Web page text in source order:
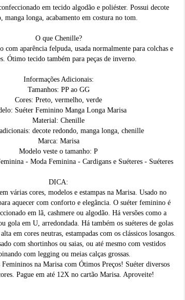
em tecido algodão e poliéster. Possui decote
manga longa, acabamento em costura no tom.
O que Chenille?
com aparência felpuda, usada normalmente para colchas e
Ótimo tecido também para peças de inverno.
Informações Adicionais:
Tamanhos: PP ao GG
Cores: Preto, vermelho, verde
Suéter Feminino Manga Longa Marisa
Material: Chenille
decote redondo, manga longa, chenille
Marca: Marisa
Modelo veste o tamanho: P
- Moda Feminina - Cardigans e Suéteres - Suéteres
DICA:
várias cores, modelos e estampas na Marisa. Usado no
aquecer com conforto e elegância. O suéter feminino é
em lã, cashmere ou algodão. Há versões como a
gola em U, arredondada. Há também os suéteres de golas
em cores neutras, estampadas com os clássicos losangos.
com shortinhos ou saias, ou até mesmo com vestidos
com legging ou meias calças grossas.
Femininos na Marisa com Ótimos Preços! Suéter diversos
Pague em até 12X no cartão Marisa. Aproveite!